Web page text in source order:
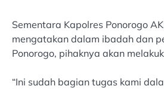
Sementara Kapolres Ponorogo
mengatakan dalam ibadah dan
Ponorogo, pihaknya akan
“Ini sudah bagian tugas kami